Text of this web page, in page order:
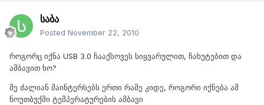
საბა
Posted November 22, 2010
როგორც იქნა USB 3.0 ჩააქსოვეს სიყვარულით, ჩახუტებით და
ამბავით ხო?
მე ძალიან მაინტერსებს ერთი რამე კიდე, როგორი იქნება ამ
ნოუთბუქში ტემპერატურების ამბავი